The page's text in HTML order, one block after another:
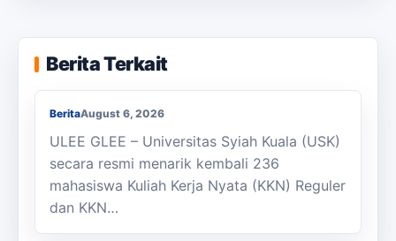
Berita Terkait
KKN Usai, KOSI USK Apresiasi Dukungan
Masyarakat Bandar Dua
BeritaAugust 6, 2026
ULEE GLEE – Universitas Syiah Kuala (USK)
secara resmi menarik kembali 236
mahasiswa Kuliah Kerja Nyata (KKN) Reguler
dan KKN…
Berjalan Kaki ke Sekolah, Enam Siswa
SMAN 1 Julok Butuh Sepeda